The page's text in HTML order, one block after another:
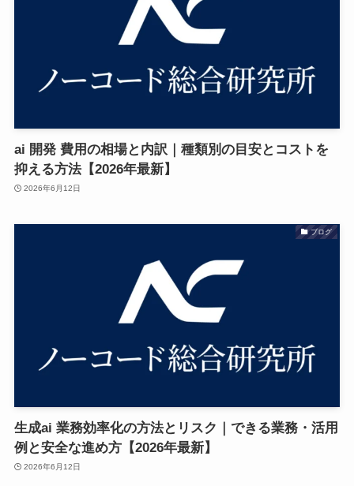
ai 開発 費用の相場と内訳｜種類別の目安とコストを
抑える方法【2026年最新】
2026年6月12日
ブログ
生成ai 業務効率化の方法とリスク｜できる業務・活用
例と安全な進め方【2026年最新】
2026年6月12日